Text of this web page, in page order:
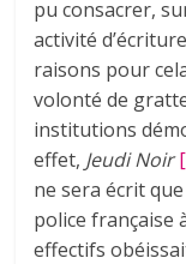
pu consacrer,
activité
raisons pour
volonté de
institutions
effet, Jeudi Noir
ne sera écrit
police française
effectifs